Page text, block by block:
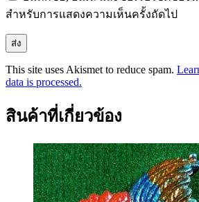
สำหรับการแสดงความเห็นครั้งถัดไป
This site uses Akismet to reduce spam.
data is processed.
สินค้าที่เกี่ยวข้อง